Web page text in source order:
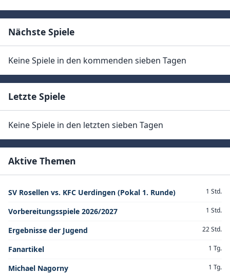
Nächste Spiele
Keine Spiele in den kommenden sieben Tagen
Letzte Spiele
Keine Spiele in den letzten sieben Tagen
Aktive Themen
SV Rosellen vs. KFC Uerdingen (Pokal 1. Runde) 1 Std.
Vorbereitungsspiele 2026/2027 1 Std.
Ergebnisse der Jugend 22 Std.
Fanartikel 1 Tg.
Michael Nagorny 1 Tg.